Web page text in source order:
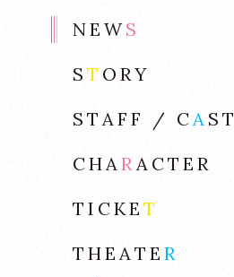
NEWS
S T ORY
STAFF / C A ST
CHA R ACTER
TICKE T
THEATE R